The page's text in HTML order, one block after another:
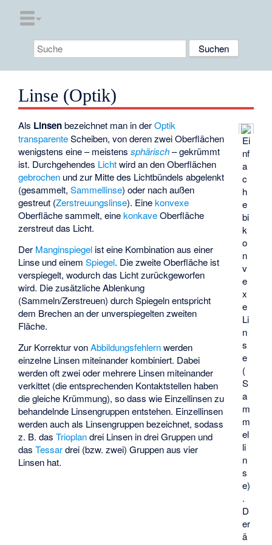
Linse (Optik)
Ei
nf
a
c
h
e
bi
k
o
n
v
e
x
e
Li
n
s
e
(
S
a
m
m
el
li
n
s
e)
.
D
er
ä
Als Linsenbezeichnet man in derOptik
transparenteScheiben, von deren zwei Oberflächen
wenigstens eine – meistenssphärisch– gekrümmt
ist. Durchgehendes Lichtwird an den Oberflächen
gebrochen und zur Mitte des Lichtbündels abgelenkt
(gesammelt,Sammellinse) oder nach außen
gestreut (Zerstreuungslinse). Einekonvexe
Oberfläche sammelt, einekonkaveOberfläche
zerstreut das Licht.
Der Manginspiegel ist eine Kombination aus einer
Linse und einemSpiegel. Die zweite Oberfläche ist
verspiegelt, wodurch das Licht zurückgeworfen
wird. Die zusätzliche Ablenkung
(Sammeln/Zerstreuen) durch Spiegeln entspricht
dem Brechen an der unverspiegelten zweiten
Fläche.
Zur Korrektur vonAbbildungsfehlernwerden
einzelne Linsen miteinander kombiniert. Dabei
werden oft zwei oder mehrere Linsen miteinander
verkittet (die entsprechenden Kontaktstellen haben
die gleiche Krümmung), so dass wie Einzellinsen zu
behandelnde Linsengruppen entstehen. Einzellinsen
werden auch als Linsengruppen bezeichnet, sodass
z. B. dasTrioplandrei Linsen in drei Gruppen und
dasTessardrei (bzw. zwei) Gruppen aus vier
Linsen hat.